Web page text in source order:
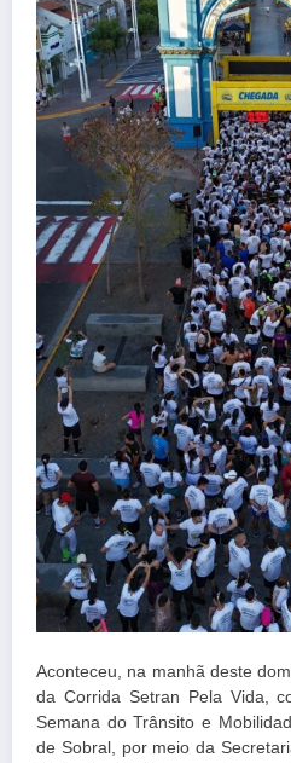
Aconteceu, na manhã deste
da Corrida Setran Pela Vida,
Semana do Trânsito e
de Sobral, por meio da